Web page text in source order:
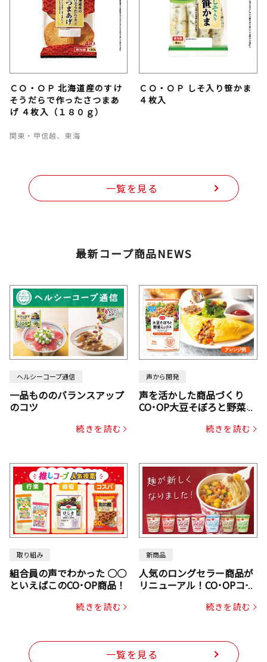
ＣＯ・ＯＰ 北海道産のすけ
そうだらで作ったさつまあ
げ ４枚入（１８０ｇ）
関東・甲信越、東海
ＣＯ・ＯＰ しそ入り笹かま
４枚入
一覧を見る
最新コープ商品NEWS
ヘルシーコープ通信
一品もののバランスアップ
のコツ
続きを読む
声から開発
声を活かした商品づくり
CO･OP大豆そぼろと野菜ミ
じん・コーン入り）続きを読む
取り組み
組合員の声でわかった ○○
といえばこのCO･OP商品！
続きを読む
新商品
人気のロングセラー商品が
リニューアル！CO･OPコー
続きを読む
一覧を見る